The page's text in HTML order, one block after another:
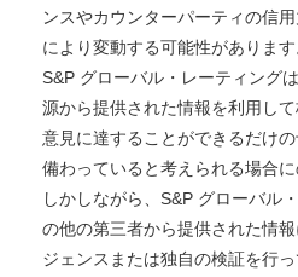
ンスやカウンターパーティの信
により変動する可能性があります
S&P グローバル・レーティング
源から提供された情報を利用し
意見に達することができるだけ
備わっていると考えられる場合
しかしながら、S&P グローバル
の他の第三者から提供された情
ジェンスまたは独自の検証を行